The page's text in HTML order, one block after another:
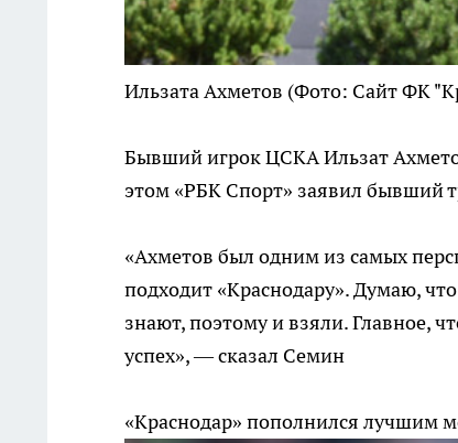
Ильзата Ахметов (Фото: Сайт ФК
Бывший игрок ЦСКА Ильзат
этом «РБК Спорт» заявил бывший
«Ахметов был одним из самых
подходит «Краснодару». Думаю,
знают, поэтому и взяли. Главное,
успех», — сказал Семин
«Краснодар» пополнился лучшим